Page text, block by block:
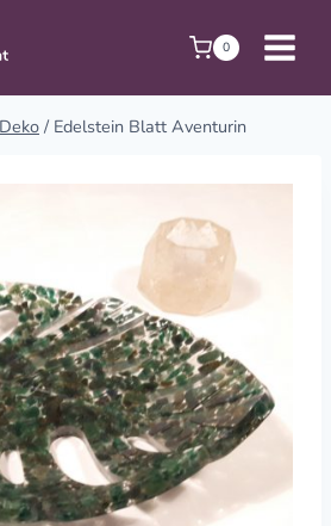
0
Deko / Edelstein Blatt Aventurin